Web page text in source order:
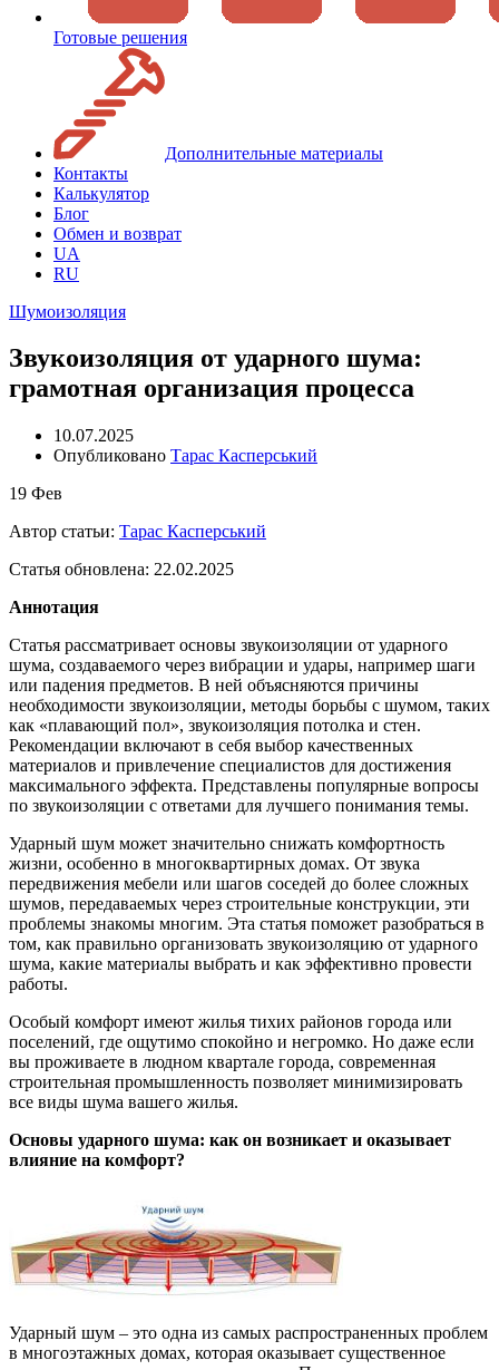
Готовые решения
Дополнительные материалы
Контакты
Калькулятор
Блог
Обмен и возврат
UA
RU
Шумоизоляция
Звукоизоляция от ударного шума:
грамотная организация процесса
10.07.2025
Опубликовано Тарас Касперський
19 Фев
Автор статьи: Тарас Касперський
Статья обновлена: 22.02.2025
Аннотация
Статья рассматривает основы звукоизоляции от ударного
шума, создаваемого через вибрации и удары, например шаги
или падения предметов. В ней объясняются причины
необходимости звукоизоляции, методы борьбы с шумом, таких
как «плавающий пол», звукоизоляция потолка и стен.
Рекомендации включают в себя выбор качественных
материалов и привлечение специалистов для достижения
максимального эффекта. Представлены популярные вопросы
по звукоизоляции с ответами для лучшего понимания темы.
Ударный шум может значительно снижать комфортность
жизни, особенно в многоквартирных домах. От звука
передвижения мебели или шагов соседей до более сложных
шумов, передаваемых через строительные конструкции, эти
проблемы знакомы многим. Эта статья поможет разобраться в
том, как правильно организовать звукоизоляцию от ударного
шума, какие материалы выбрать и как эффективно провести
работы.
Особый комфорт имеют жилья тихих районов города или
поселений, где ощутимо спокойно и негромко. Но даже если
вы проживаете в людном квартале города, современная
строительная промышленность позволяет минимизировать
все виды шума вашего жилья.
Основы ударного шума: как он возникает и оказывает
влияние на комфорт?
Ударный шум – это одна из самых распространенных проблем
в многоэтажных домах, которая оказывает существенное